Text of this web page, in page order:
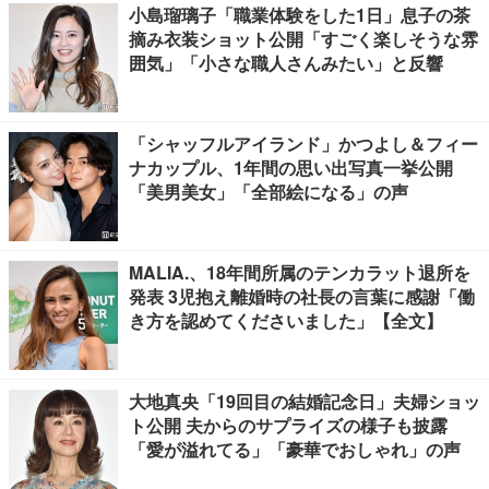
小島瑠璃子「職業体験をした1日」息子の茶
摘み衣装ショット公開「すごく楽しそうな雰
囲気」「小さな職人さんみたい」と反響
「シャッフルアイランド」かつよし＆フィー
ナカップル、1年間の思い出写真一挙公開
「美男美女」「全部絵になる」の声
MALIA.、18年間所属のテンカラット退所を
発表 3児抱え離婚時の社長の言葉に感謝「働
き方を認めてくださいました」【全文】
大地真央「19回目の結婚記念日」夫婦ショッ
ト公開 夫からのサプライズの様子も披露
「愛が溢れてる」「豪華でおしゃれ」の声